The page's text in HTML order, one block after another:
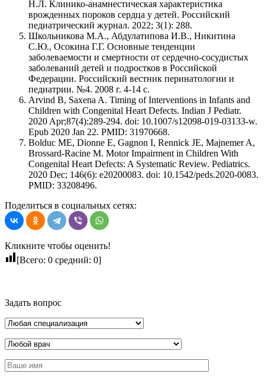
Н.Л. Клинико-анамнестическая характеристика
врожденных пороков сердца у детей. Российский
педиатрический журнал. 2022; 3(1): 288.
Школьникова М.А., Абдулатипова И.В., Никитина
С.Ю., Осокина Г.Г. Основные тенденции
заболеваемости и смертности от сердечно-сосудистых
заболеваний детей и подростков в Российской
Федерации. Российский вестник перинатологии и
педиатрии. №4. 2008 г. 4-14 с.
Arvind B, Saxena A. Timing of Interventions in Infants and
Children with Congenital Heart Defects. Indian J Pediatr.
2020 Apr;87(4):289-294. doi: 10.1007/s12098-019-03133-w.
Epub 2020 Jan 22. PMID: 31970668.
Bolduc ME, Dionne E, Gagnon I, Rennick JE, Majnemer A,
Brossard-Racine M. Motor Impairment in Children With
Congenital Heart Defects: A Systematic Review. Pediatrics.
2020 Dec; 146(6): e20200083. doi: 10.1542/peds.2020-0083.
PMID: 33208496.
Поделиться в социальных сетях:
Кликните чтобы оценить!
[Всего: 0 средний: 0]
Задать вопрос